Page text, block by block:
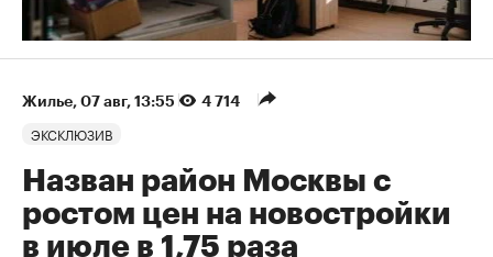
Жилье 07 авг, 13:55 4 714
ЭКСКЛЮЗИВ
Назван район Москвы с
ростом цен на новостройки
в июле в 1,75 раза